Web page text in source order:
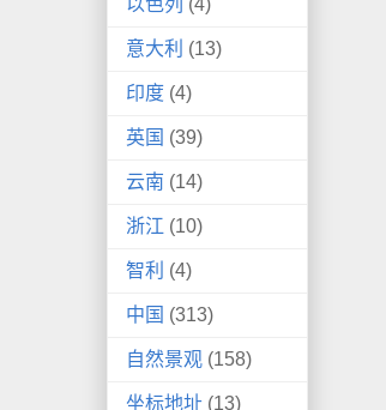
意大利 (13)
印度 (4)
英国 (39)
云南 (14)
浙江 (10)
智利 (4)
中国 (313)
自然景观 (158)
坐标地址 (13)